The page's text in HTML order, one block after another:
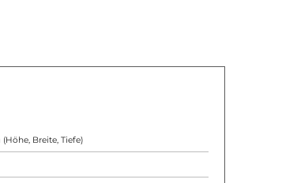
(Höhe, Breite, Tiefe)